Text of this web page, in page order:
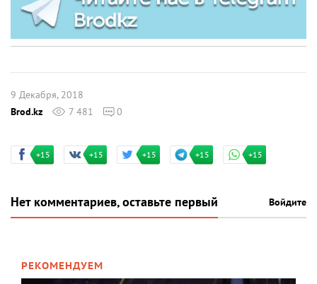
9 Декабря, 2018
Brod.kz
7 481 0
+15 +15 +15 +15 +15
Нет комментариев, оставьте первый Войдите
РЕКОМЕНДУЕМ